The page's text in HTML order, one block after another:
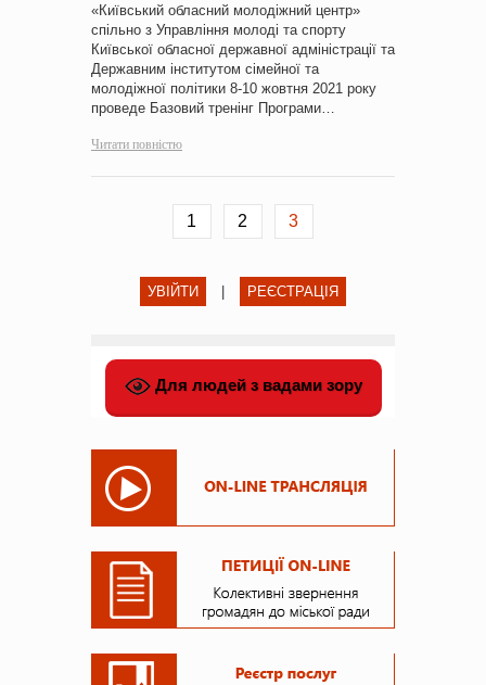
«Київський обласний молодіжний центр»
спільно з Управління молоді та спорту
Київської обласної державної адміністрації та
Державним інститутом сімейної та
молодіжної політики 8-10 жовтня 2021 року
проведе Базовий тренінг Програми…
Читати повністю
1 2 3
УВІЙТИ РЕЄСТРАЦІЯ
Для людей з вадами зору